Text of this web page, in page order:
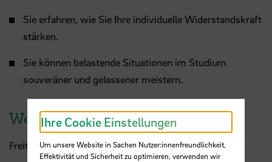
Sie erfahren, wie Sie Ihre individuelle Widerstandskraft
stärken.
Sie können belastende Situationen im Studium
souveräner und gelassener meistern.
Weiterer Termin
Freitag, 13. Dezember 2024 von 9:00 - 15:00 Uhr
Ihre Cookie Einstellungen
Um unsere Website in Sachen Nutzer:innenfreundlichkeit,
Effektivität und Sicherheit zu optimieren, verwenden wir